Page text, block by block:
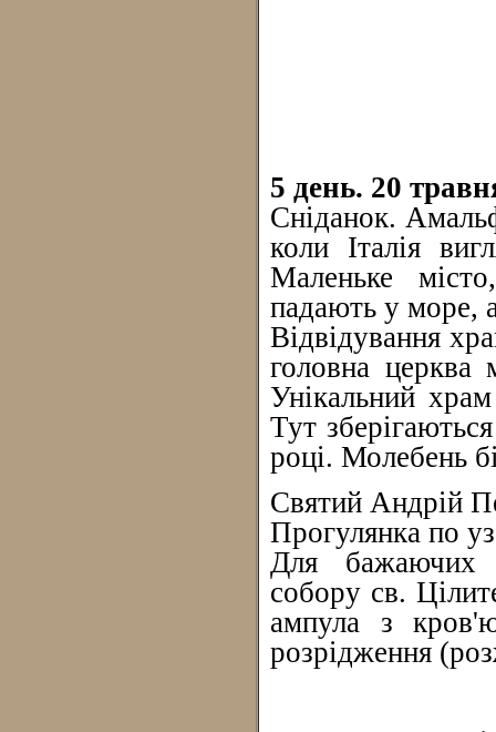
5 день. 20
Сніданок.
коли Італія
Маленьке
падають у море,
Відвідування
головна церква
Унікальний
Тут
році. Молебень
Святий Андрій
Прогулянка по
Для бажаючих
собору св.
ампула з
розрідження